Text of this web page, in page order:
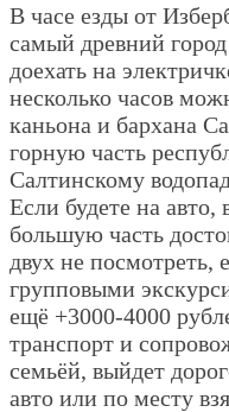
В часе езды от
самый древний
доехать на
несколько часов
каньона и бархана
горную часть
Салтинскому
Если будете на
большую часть
двух не посмотреть,
групповыми
ещё +3000-4000
транспорт и
семьёй, выйдет
авто или по месту